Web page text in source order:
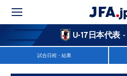
U-17日本代表 -
試合日程・結果